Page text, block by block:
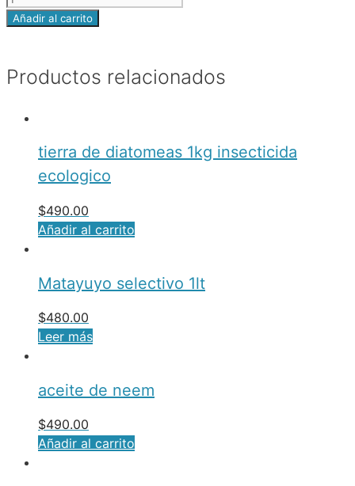
Añadir al carrito
Productos relacionados
tierra de diatomeas 1kg insecticida
ecologico
$490.00
Añadir al carrito
Matayuyo selectivo 1lt
$480.00
Leer más
aceite de neem
$490.00
Añadir al carrito